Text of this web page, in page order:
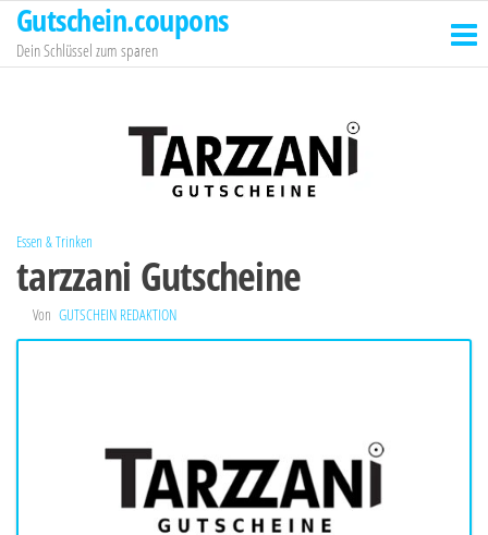
Zum
Inhalt
springen
Gutschein.coupons
Dein Schlüssel zum sparen
Essen & Trinken
tarzzani Gutscheine
Von GUTSCHEIN REDAKTION